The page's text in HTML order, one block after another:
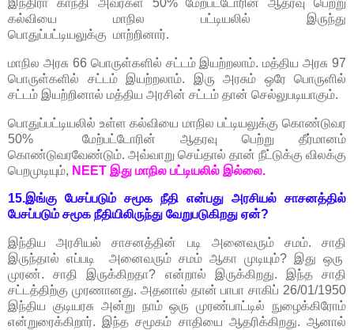
கல்வியை மாநில பட்டியலில் இருந்து
பொதுப்பட்டியலுக்கு மாற்றினார்.
மாநில அரசு 66 பொருள்களில் சட்டம் இயற்றலாம். மத்திய அரசு 97
பொருள்களில் சட்டம் இயற்றலாம். இரு அரசும் ஒரே பொருளில்
சட்டம் இயற்றினால் மத்திய அரசின் சட்டம் தான் செல்லுபடியாகும்.
பொதுப்பட்டியலில் உள்ள கல்வியை மாநில பட்டியலுக்கு கொண்டுவர
50% மேற்பட்டோரின் ஆதரவு பெற்று தீர்மானம்
கொண்டுவரவேண்டும். அவ்வாறு செய்தால் தான் நீட்டுக்கு விலக்கு
பெறமுடியும், NEET இது மாநில பட்டியலில் இல்லை.
15.இங்கு பேசப்படும் சமூக நீதி என்பது அரசியல் சாசனத்தில்
பேசப்படும் சமூக நீதியிலிருந்து வேறுபடுகிறது ஏன்?
இந்திய அரசியல் சாசனத்தின் படி அனைவரும் சமம். சாதி
இருந்தால் எப்படி அனைவரும் சமம் ஆகா முடியும்? இது ஒரு
முரண். சாதி இருக்கிறதா? என்றால் இருக்கிறது. இந்த சாதி
சட்டத்திற்கு முரணானது. அதனால் தான் பாபா சாகிப் 26/01/1950
இந்திய குடியரசு அன்று நாம் ஒரு முரண்பாட்டில் நுழைக்கிரோம்
என்றுரைக்கிறார். இந்த சமூகம் சாதியை ஆதரிக்கிறது. ஆனால்